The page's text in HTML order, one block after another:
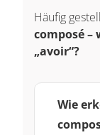
Häufig
composé –
„avoir“?
Wie